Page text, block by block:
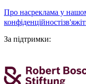
про насреклама у
конфіденційності
За підтримки: